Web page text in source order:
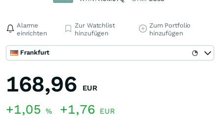
Alarme
einrichten
Zur Watchlist
hinzufügen
Zum Portfolio
hinzufügen
Frankfurt
168,96 EUR
+1,05 % +1,76 EUR